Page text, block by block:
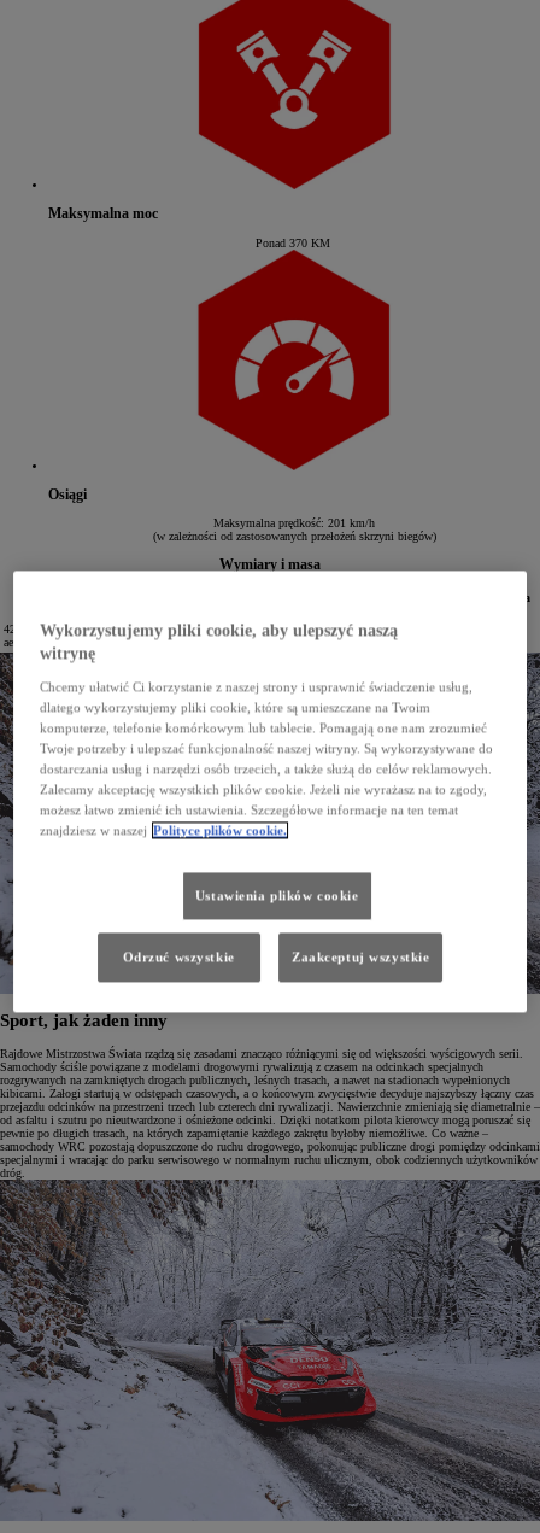
Maksymalna moc
Ponad 370 KM
Osiągi
Maksymalna prędkość: 201 km/h
(w zależności od zastosowanych przełożeń skrzyni biegów)
Wymiary i masa
Minimalna
4225 mm (włącznie z elementami
aerodynamicznymi)
1875 mm regulowana regulowany
Sport, jak żaden inny
Rajdowe Mistrzostwa Świata rządzą się zasadami znacząco różniącymi się od większości wyścigowych serii.
Samochody ściśle powiązane z modelami drogowymi rywalizują z czasem na odcinkach specjalnych
rozgrywanych na zamkniętych drogach publicznych, leśnych trasach, a nawet na stadionach wypełnionych
kibicami. Załogi startują w odstępach czasowych, a o końcowym zwycięstwie decyduje najszybszy łączny czas
przejazdu odcinków na przestrzeni trzech lub czterech dni rywalizacji. Nawierzchnie zmieniają się diametralnie –
od asfaltu i szutru po nieutwardzone i ośnieżone odcinki. Dzięki notatkom pilota kierowcy mogą poruszać się
pewnie po długich trasach, na których zapamiętanie każdego zakrętu byłoby niemożliwe. Co ważne –
samochody WRC pozostają dopuszczone do ruchu drogowego, pokonując publiczne drogi pomiędzy odcinkami
specjalnymi i wracając do parku serwisowego w normalnym ruchu ulicznym, obok codziennych użytkowników
dróg.
Wykorzystujemy pliki cookie, aby ulepszyć naszą
witrynę
Chcemy ułatwić Ci korzystanie z naszej strony i usprawnić świadczenie usług,
dlatego wykorzystujemy pliki cookie, które są umieszczane na Twoim
komputerze, telefonie komórkowym lub tablecie. Pomagają one nam zrozumieć
Twoje potrzeby i ulepszać funkcjonalność naszej witryny. Są wykorzystywane do
dostarczania usług i narzędzi osób trzecich, a także służą do celów reklamowych.
Zalecamy akceptację wszystkich plików cookie. Jeżeli nie wyrażasz na to zgody,
możesz łatwo zmienić ich ustawienia. Szczegółowe informacje na ten temat
znajdziesz w naszej Polityce plików cookie.
Ustawienia plików cookie
Odrzuć wszystkie Zaakceptuj wszystkie